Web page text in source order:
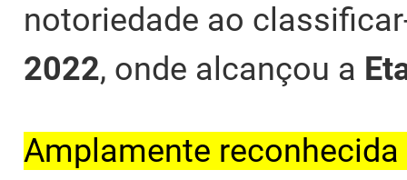
notoriedade ao
2022, onde alcançou a
Amplamente